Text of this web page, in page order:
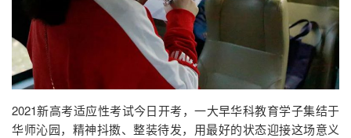
2021新高考适应性考试今日开考，一大早华科教育学子集结于
华师沁园，精神抖擞、整装待发，用最好的状态迎接这场意义